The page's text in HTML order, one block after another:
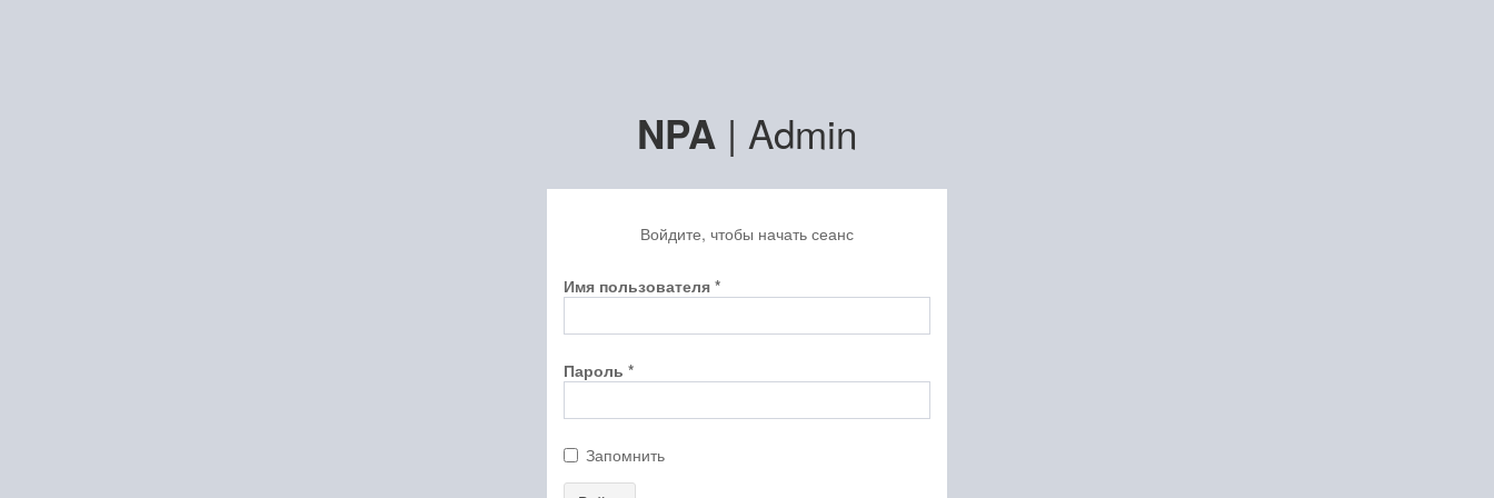
NPA | Admin
Войдите, чтобы начать сеанс
Имя пользователя *
Пароль *
Запомнить